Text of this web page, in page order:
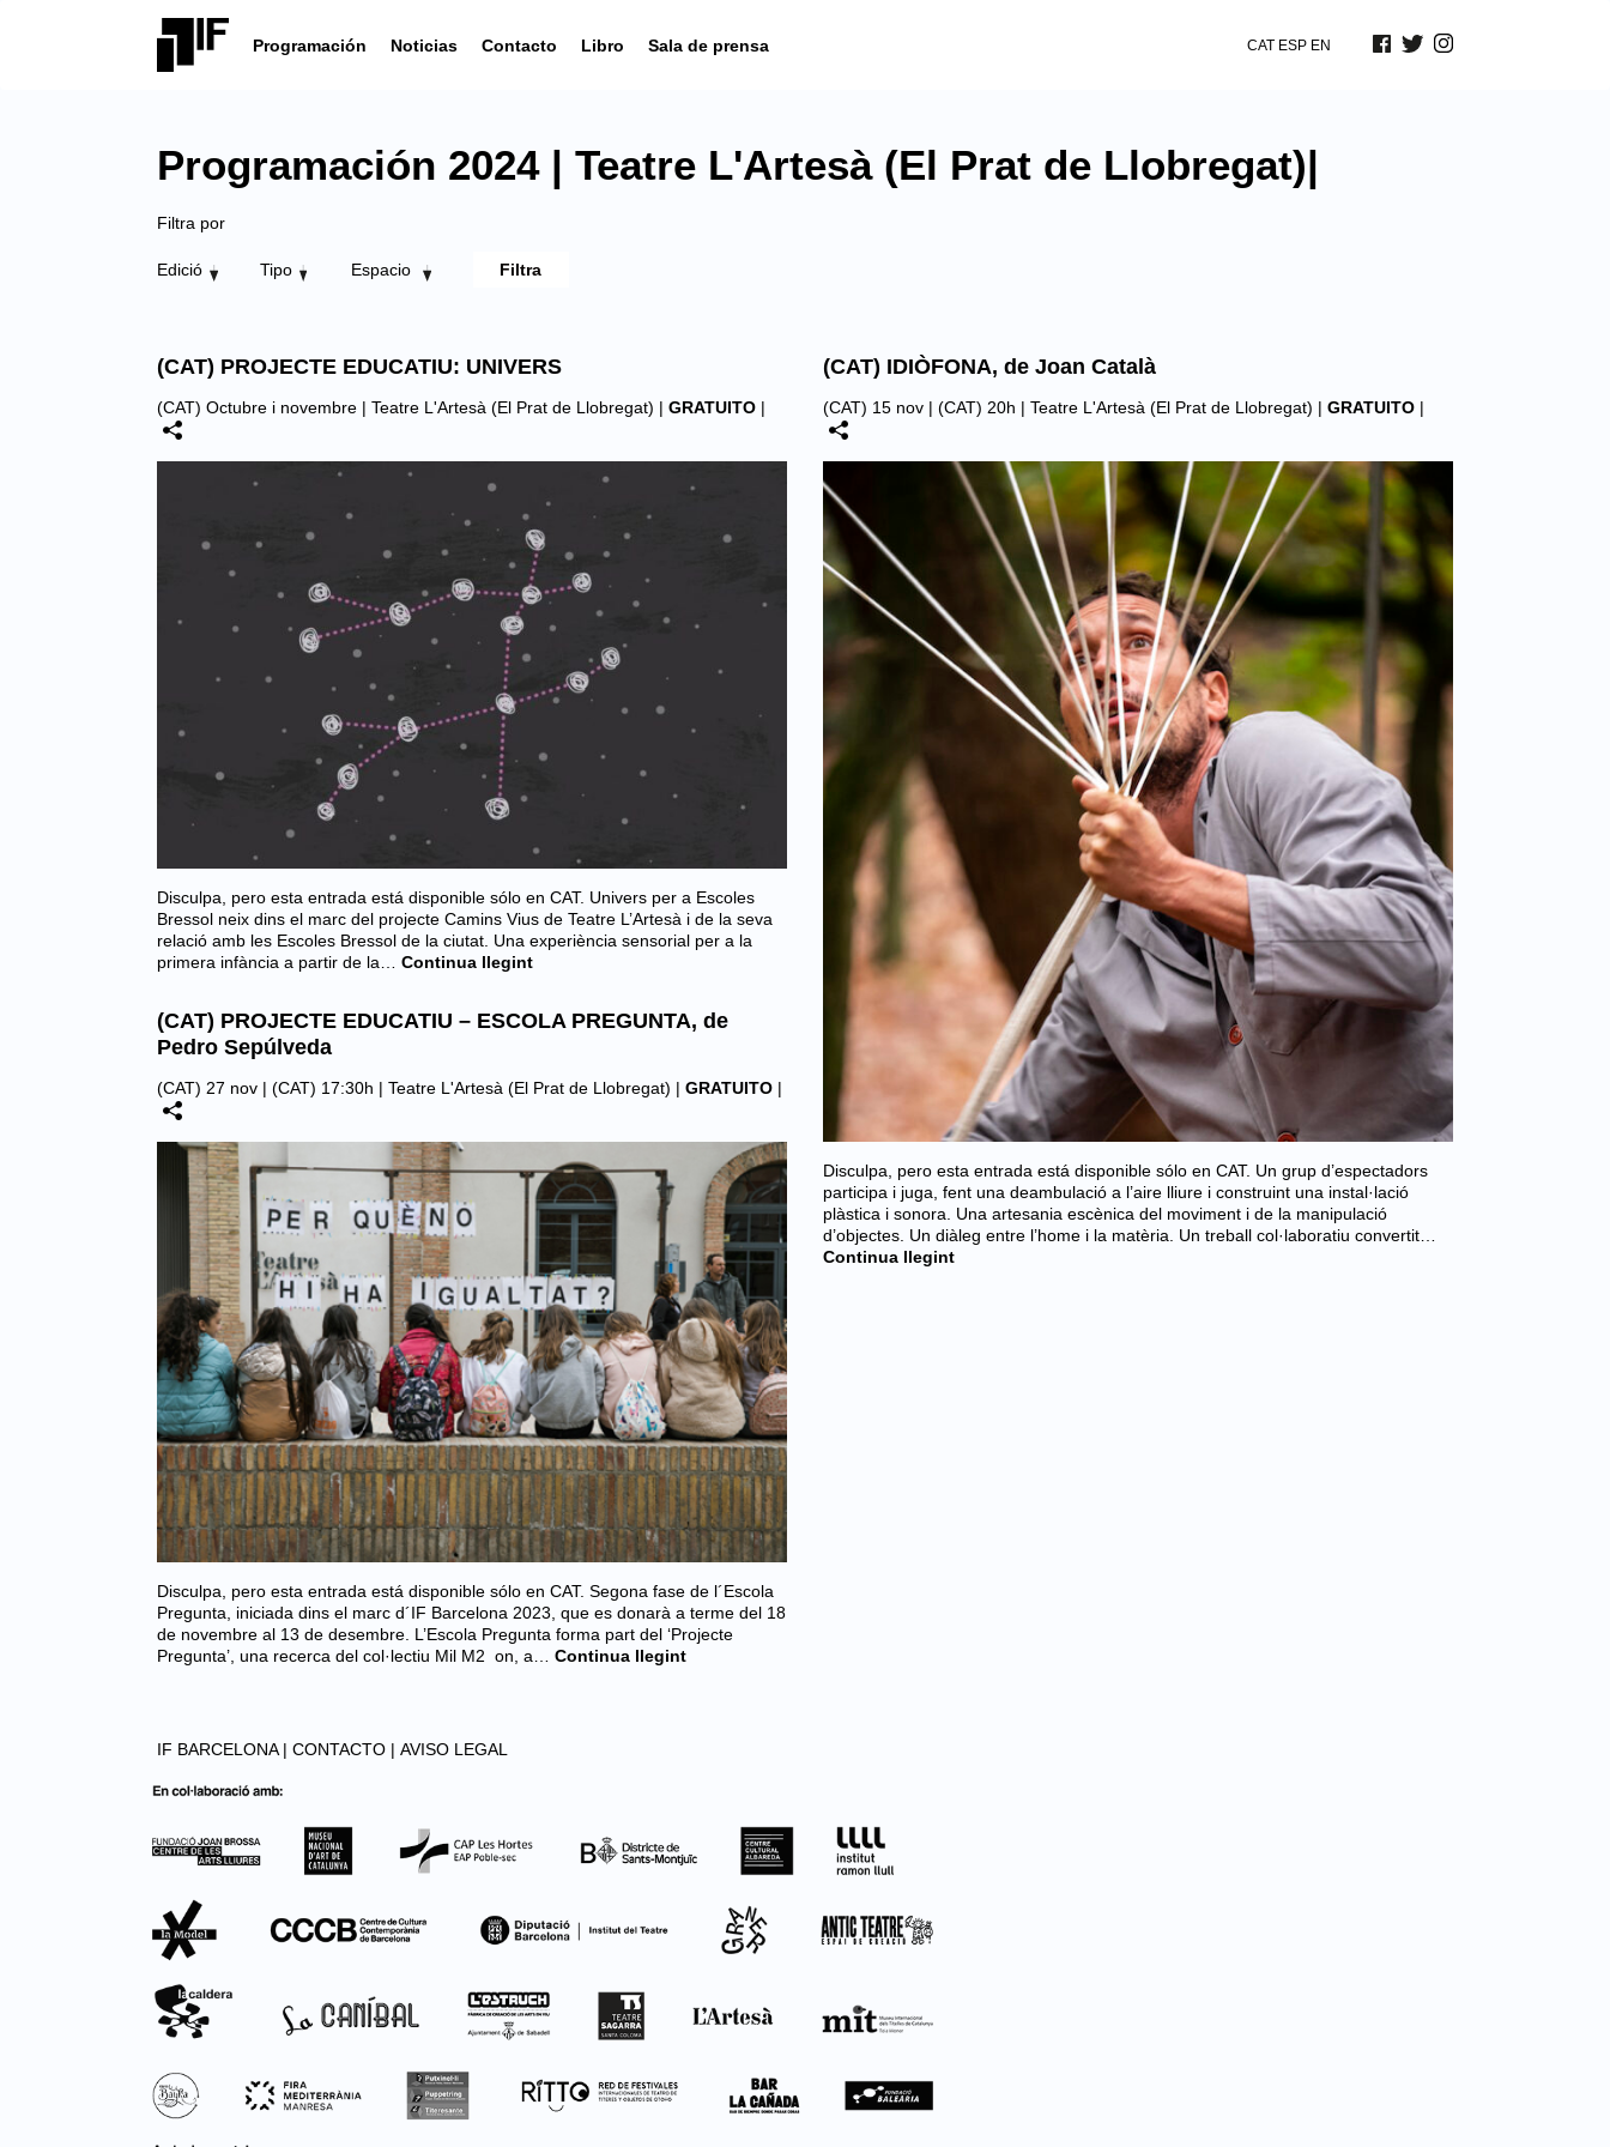
Programación Noticias Contacto Libro Sala de prensa CAT ESP EN
Programación 2024 | Teatre L'Artesà (El Prat de Llobregat)|
Filtra por
Edició Tipo Espacio
(CAT) PROJECTE EDUCATIU: UNIVERS
(CAT) Octubre i novembre | Teatre L'Artesà (El Prat de Llobregat) | GRATUITO |
Disculpa, pero esta entrada está disponible sólo en CAT. Univers per a Escoles
Bressol neix dins el marc del projecte Camins Vius de Teatre L’Artesà i de la seva
relació amb les Escoles Bressol de la ciutat. Una experiència sensorial per a la
primera infància a partir de la…
Continua llegint
(CAT) IDIÒFONA, de Joan Català
(CAT) 15 nov | (CAT) 20h | Teatre L'Artesà (El Prat de Llobregat) | GRATUITO |
Disculpa, pero esta entrada está disponible sólo en CAT. Un grup d’espectadors
participa i juga, fent una deambulació a l’aire lliure i construint una instal·lació
plàstica i sonora. Una artesania escènica del moviment i de la manipulació
d’objectes. Un diàleg entre l’home i la matèria. Un treball col·laboratiu convertit…
Continua llegint
(CAT) PROJECTE EDUCATIU – ESCOLA PREGUNTA, de
Pedro Sepúlveda
(CAT) 27 nov | (CAT) 17:30h | Teatre L'Artesà (El Prat de Llobregat) | GRATUITO |
Disculpa, pero esta entrada está disponible sólo en CAT. Segona fase de l´Escola
Pregunta, iniciada dins el marc d´IF Barcelona 2023, que es donarà a terme del 18
de novembre al 13 de desembre. L’Escola Pregunta forma part del ‘Projecte
Pregunta’, una recerca del col·lectiu Mil M2 on, a…
Continua llegint
IF BARCELONA | CONTACTO | AVISO LEGAL